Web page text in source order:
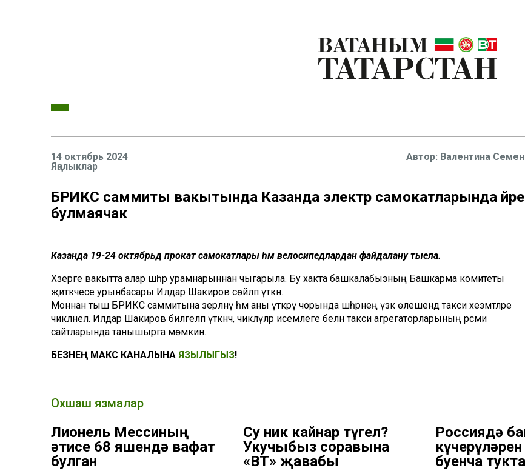
14 октябрь 2024
Яңалыклар
Валентина
БРИКС саммиты вакытында Казанда электр самокатларында
булмаячак
Казанда 19-24 октябрьдә прокат самокатлары һәм велосипедлардан файдалану тыела.
Хәзерге вакытта алар шәһәр урамнарыннан чыгарыла. Бу хакта башкалабызның Башкарма комитеты
җитәкчесе урынбасары Илдар Шакиров сөйләп үткән.
Моннан тыш БРИКС саммитына әзерләнү һәм аны үткәрү чорында шәһәрнең үзәк өлешендә такси хезмәтләре
чикләнелә. Илдар Шакиров билгеләп үткәнчә, чикләүләр исемлеге белән такси агрегаторларының рәсми
сайтларында танышырга мөмкин.
БЕЗНЕҢ МАКС КАНАЛЫНА ЯЗЫЛЫГЫЗ!
Охшаш язмалар
Лионель Мессиның
әтисе 68 яшендә вафат
булган
Су ник кайнар түгел?
Укучыбыз соравына
«ВТ» җавабы
Россиядә
күчерүләрен
буенча